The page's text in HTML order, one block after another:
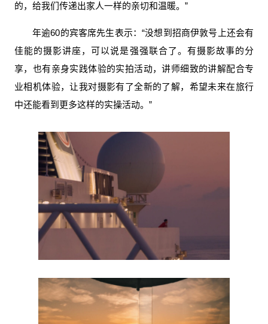
的，给我们传递出家人一样的亲切和温暖。”
年逾60的宾客席先生表示：“没想到招商伊敦号上还会有
佳能的摄影讲座，可以说是强强联合了。有摄影故事的分
享，也有亲身实践体验的实拍活动，讲师细致的讲解配合专
业相机体验，让我对摄影有了全新的了解，希望未来在旅行
中还能看到更多这样的实操活动。”